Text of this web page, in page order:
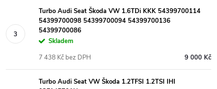
Turbo Audi Seat Škoda VW 1.6TDi KKK 54399700114
54399700098 54399700094 54399700136
54399700086
Skladem
9 000 Kč
7 438 Kč bez DPH
Turbo Audi Seat VW Škoda 1.2TFSI 1.2TSI IHI